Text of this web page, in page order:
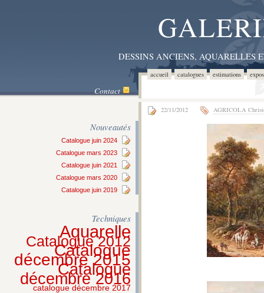
DESSINS ANCIENS,
accueil catalogues estimations
Contact
Nouveautés
Catalogue juin 2024
Catalogue mars 2023
Catalogue juin 2021
Catalogue mars 2020
Catalogue juin 2019
Techniques
Aquarelle
Catalogue 2012
Catalogue
décembre 2015
Catalogue
décembre 2016
catalogue décembre 2017
22/11/2012 AGRICOLA